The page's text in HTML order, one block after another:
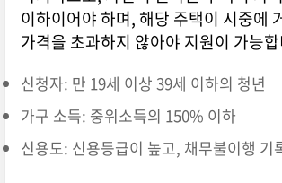
이하이어야 하며, 해당 주택이 시중에
가격을 초과하지 않아야 지원이 가능
신청자: 만 19세 이상 39세 이하의 청년
가구 소득: 중위소득의 150% 이하
신용도: 신용등급이 높고, 채무불이행 기